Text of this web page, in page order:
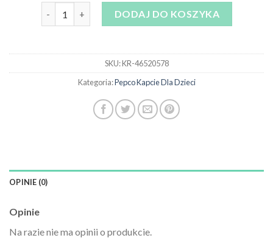
DODAJ DO KOSZYKA
SKU:KR-46520578
Kategoria:Pepco Kapcie Dla Dzieci
OPINIE (0)
Opinie
Na razie nie ma opinii o produkcie.